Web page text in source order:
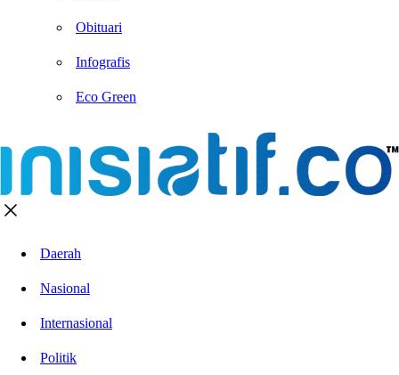
Obituari
Infografis
Eco Green
Daerah
Nasional
Internasional
Politik